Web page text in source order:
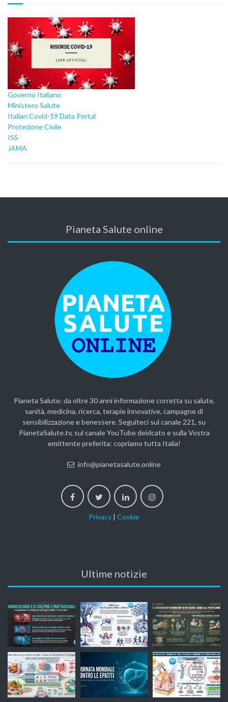
Governo Italiano
Ministero Salute
Italian Covid-19 Data Portal
Protezione Civile
ISS
JAMA
Pianeta Salute online
Pianeta Salute: da oltre 30 anni informazione corretta su salute,
sanità, medicina, ricerca, terapie innovative, campagne di
sensibilizzazione e benessere. Seguiteci sul canale 221, su
PianetaSalute.tv, sul canale YouTube deidcato e sulla Vostra
emittente preferita: copriamo tutta Italia!
info@pianetasalute.online
Privacy | Cookie
Ultime notizie